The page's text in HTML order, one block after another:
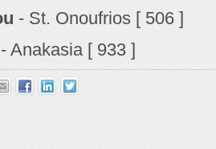
- St. Onoufrios [ 506 ]
- Anakasia [ 933 ]